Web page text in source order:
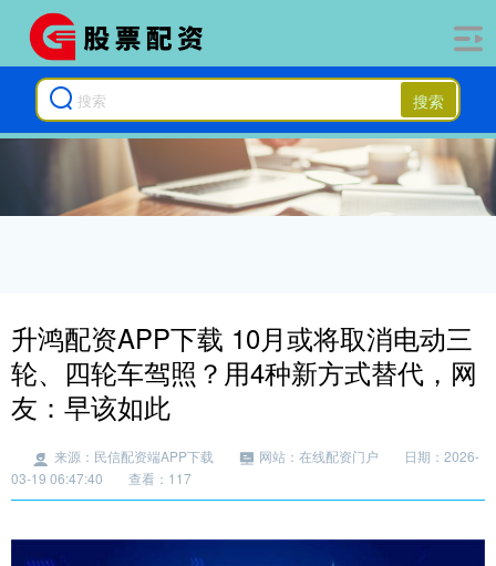
搜索
升鸿配资APP下载 10月或将取消电动三
轮、四轮车驾照？用4种新方式替代，网
友：早该如此
来源：民信配资端APP下载 网站：在线配资门户
日期：2026-
03-19 06:47:40
查看：117